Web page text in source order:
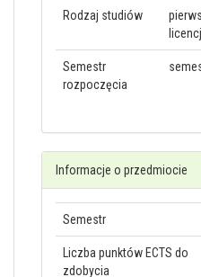
Rodzaj studiów
Semestr
rozpoczęcia
Informacje o przedmiocie
Semestr
Liczba punktów ECTS do
zdobycia